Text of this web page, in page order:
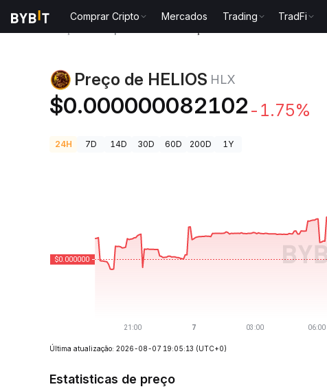
Comprar Cripto Mercados Trading TradFi
Preço de HELIOS HLX
$0.000000082102 -1.75%
24H 7D 14D 30D 60D 200D 1Y
Última atualização: 2026-08-07 19:05:13 (UTC+0)
Estatisticas de preço